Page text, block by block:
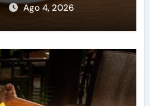
Ago 4, 2026